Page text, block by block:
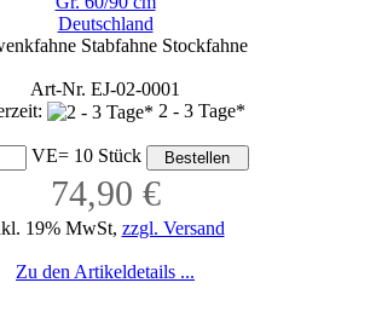
Deutschland
Stabfahne Stockfahne
Art-Nr. EJ-02-0001
2 - 3 Tage*
VE= 10 Stück
74,90 €
19% MwSt, zzgl. Versand
Zu den Artikeldetails ...